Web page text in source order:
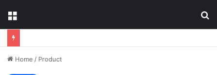
Home / Product